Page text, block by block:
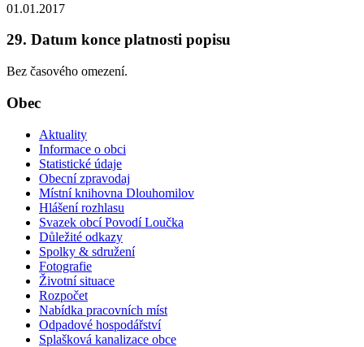
01.01.2017
29. Datum konce platnosti popisu
Bez časového omezení.
Obec
Aktuality
Informace o obci
Statistické údaje
Obecní zpravodaj
Místní knihovna Dlouhomilov
Hlášení rozhlasu
Svazek obcí Povodí Loučka
Důležité odkazy
Spolky & sdružení
Fotografie
Životní situace
Rozpočet
Nabídka pracovních míst
Odpadové hospodářství
Splašková kanalizace obce